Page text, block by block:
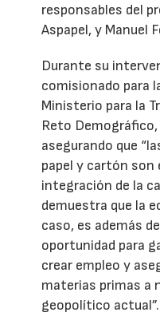
responsables del
Aspapel, y Manuel
Durante su
comisionado para
Ministerio para la
Reto
asegurando que
papel y cartón son
integración de la
demuestra que la
caso, es además
oportunidad para
crear empleo y
materias primas a
geopolítico actual”.